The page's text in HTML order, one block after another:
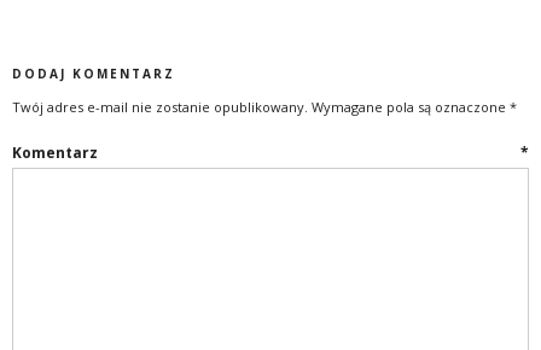
DODAJ KOMENTARZ
Twój adres e-mail nie zostanie opublikowany. Wymagane pola są oznaczone *
Komentarz *